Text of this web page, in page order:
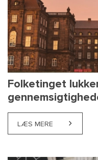
Folketinget
LÆS MERE ABOUT